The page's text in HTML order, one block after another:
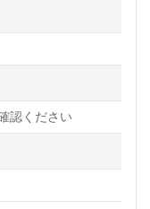
認ください